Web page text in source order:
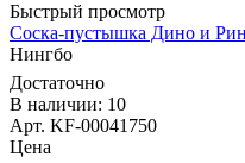
Быстрый просмотр
Соска-пустышка Дино и
Нингбо
Достаточно
В наличии: 10
Арт. KF-00041750
Цена